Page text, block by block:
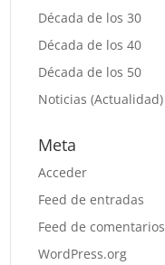
Década de los 30
Década de los 40
Década de los 50
Noticias (Actualidad)
Meta
Acceder
Feed de entradas
Feed de comentarios
WordPress.org